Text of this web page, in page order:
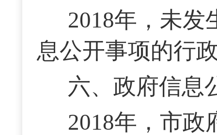
2018年，未发
息公开事项的行
六、政府信息
2018年，市政